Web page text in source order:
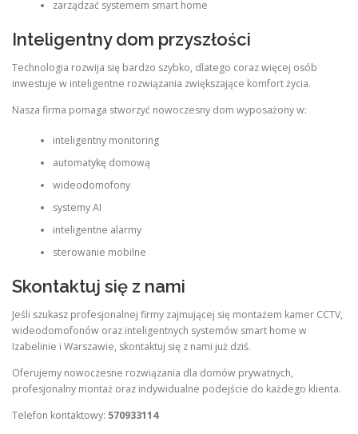
zarządzać systemem smart home
Inteligentny dom przyszłości
Technologia rozwija się bardzo szybko, dlatego coraz więcej osób
inwestuje w inteligentne rozwiązania zwiększające komfort życia.
Nasza firma pomaga stworzyć nowoczesny dom wyposażony w:
inteligentny monitoring
automatykę domową
wideodomofony
systemy AI
inteligentne alarmy
sterowanie mobilne
Skontaktuj się z nami
Jeśli szukasz profesjonalnej firmy zajmującej się montażem kamer CCTV,
wideodomofonów oraz inteligentnych systemów smart home w
Izabelinie i Warszawie, skontaktuj się z nami już dziś.
Oferujemy nowoczesne rozwiązania dla domów prywatnych,
profesjonalny montaż oraz indywidualne podejście do każdego klienta.
Telefon kontaktowy: 570933114